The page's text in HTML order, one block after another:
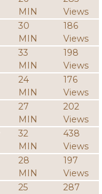
MIN
Views
30
MIN
186
Views
33
MIN
198
Views
24
MIN
176
Views
27
MIN
202
Views
32
MIN
438
Views
28
MIN
197
Views
25
287